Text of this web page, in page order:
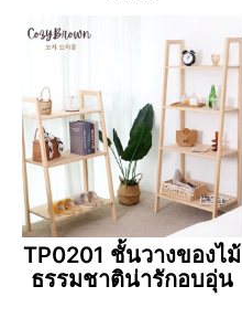
TP0201 ชั้นวางของไม้
ธรรมชาติน่ารักอบอุ่น